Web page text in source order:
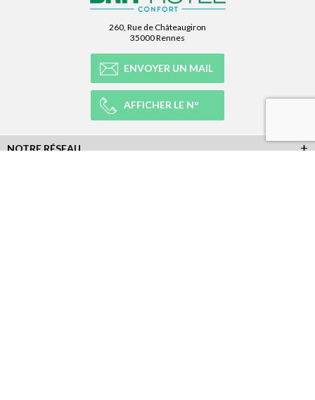
260, Rue de Châteaugiron
35000 Rennes
ENVOYER UN MAIL
AFFICHER LE N°
NOTRE RÉSEAU